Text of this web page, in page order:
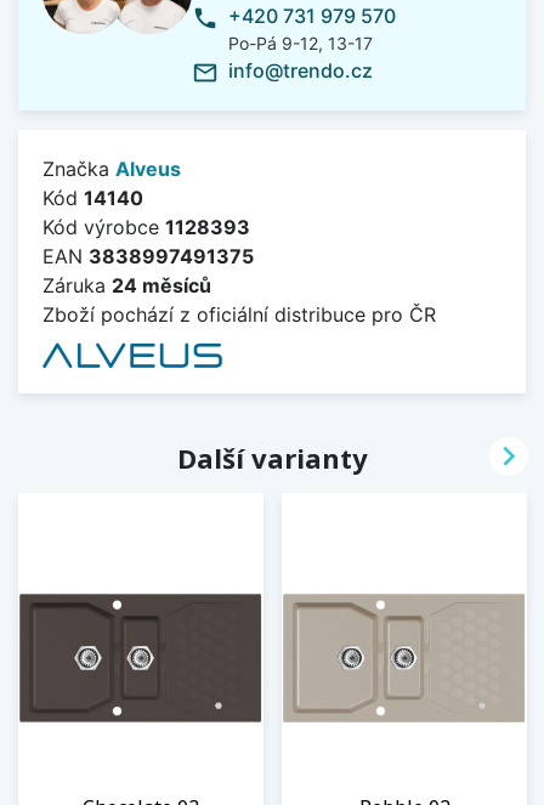
phone +420 731 979 570
Po-Pá 9-12, 13-17
mail_outline info@trendo.cz
Značka Alveus
Kód 14140
Kód výrobce 1128393
EAN 3838997491375
Záruka 24 měsíců
Zboží pochází z oficiální distribuce pro ČR
Další varianty 